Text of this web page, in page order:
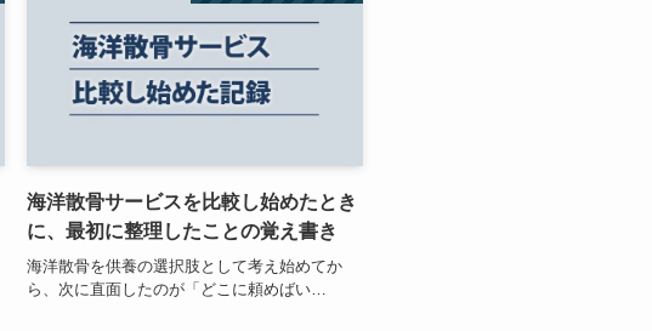
海洋散骨サービスを比較し始めたとき
に、最初に整理したことの覚え書き
海洋散骨を供養の選択肢として考え始めてか
ら、次に直面したのが「どこに頼めばい…